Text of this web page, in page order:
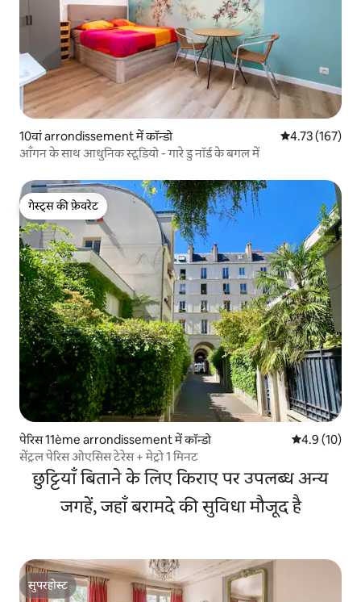
10वां arrondissement में कॉन्डो औसत रेटिंग 5 में से
4.73 (167)
आँगन के साथ आधुनिक स्टूडियो - गारे डु नॉर्ड के बगल में
गेस्ट्स की फ़ेवरेट
गेस्ट्स की फ़ेवरेट
पेरिस 11ème arrondissement में कॉन्डो औसत रेटिंग 5
4.9 (10)
सेंट्रल पेरिस ओएसिस टेरेस + मेट्रो 1 मिनट
छुट्टियाँ बिताने के लिए किराए पर उपलब्ध अन्य
जगहें, जहाँ बरामदे की सुविधा मौजूद है
सुपरहोस्ट
सुपरहोस्ट